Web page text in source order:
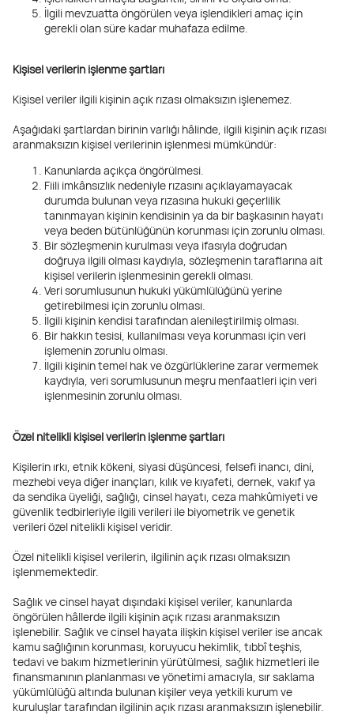
İlgili mevzuatta öngörülen veya işlendikleri amaç için
gerekli olan süre kadar muhafaza edilme.
Kişisel verilerin işlenme şartları
Kişisel veriler ilgili kişinin açık rızası olmaksızın işlenemez.
Aşağıdaki şartlardan birinin varlığı hâlinde, ilgili kişinin açık rızası
aranmaksızın kişisel verilerinin işlenmesi mümkündür:
Kanunlarda açıkça öngörülmesi.
Fiili imkânsızlık nedeniyle rızasını açıklayamayacak
durumda bulunan veya rızasına hukuki geçerlilik
tanınmayan kişinin kendisinin ya da bir başkasının hayatı
veya beden bütünlüğünün korunması için zorunlu olması.
Bir sözleşmenin kurulması veya ifasıyla doğrudan
doğruya ilgili olması kaydıyla, sözleşmenin taraflarına ait
kişisel verilerin işlenmesinin gerekli olması.
Veri sorumlusunun hukuki yükümlülüğünü yerine
getirebilmesi için zorunlu olması.
İlgili kişinin kendisi tarafından alenileştirilmiş olması.
Bir hakkın tesisi, kullanılması veya korunması için veri
işlemenin zorunlu olması.
İlgili kişinin temel hak ve özgürlüklerine zarar vermemek
kaydıyla, veri sorumlusunun meşru menfaatleri için veri
işlenmesinin zorunlu olması.
Özel nitelikli kişisel verilerin işlenme şartları
Kişilerin ırkı, etnik kökeni, siyasi düşüncesi, felsefi inancı, dini,
mezhebi veya diğer inançları, kılık ve kıyafeti, dernek, vakıf ya
da sendika üyeliği, sağlığı, cinsel hayatı, ceza mahkûmiyeti ve
güvenlik tedbirleriyle ilgili verileri ile biyometrik ve genetik
verileri özel nitelikli kişisel veridir.
Özel nitelikli kişisel verilerin, ilgilinin açık rızası olmaksızın
işlenmemektedir.
Sağlık ve cinsel hayat dışındaki kişisel veriler, kanunlarda
öngörülen hâllerde ilgili kişinin açık rızası aranmaksızın
işlenebilir. Sağlık ve cinsel hayata ilişkin kişisel veriler ise ancak
kamu sağlığının korunması, koruyucu hekimlik, tıbbî teşhis,
tedavi ve bakım hizmetlerinin yürütülmesi, sağlık hizmetleri ile
finansmanının planlanması ve yönetimi amacıyla, sır saklama
yükümlülüğü altında bulunan kişiler veya yetkili kurum ve
kuruluşlar tarafından ilgilinin açık rızası aranmaksızın işlenebilir.